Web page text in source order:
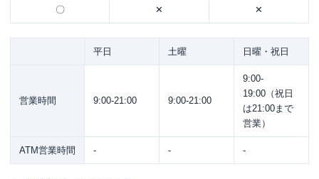
〇 ✕ ✕
平日 土曜 日曜・祝日
営業時間 9:00-21:00 9:00-21:00
9:00-
19:00（祝日
は21:00まで
営業）
ATM営業時間 - - -